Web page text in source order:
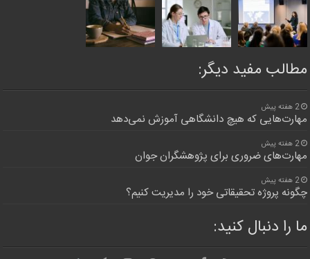
مطالب مفید دیگر:
2 هفته پیش
مهارت‌هایی که هیچ دانشگاهی آموزش نمی‌دهد
2 هفته پیش
مهارت‌های ضروری برای پژوهشگران جوان
2 هفته پیش
چگونه پروژه تحقیقاتی خود را مدیریت کنیم؟
ما را دنبال کنید: